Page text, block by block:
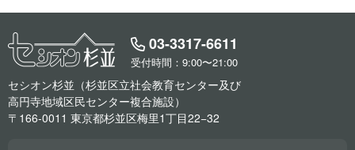
03-3317-6611
受付時間：9:00〜21:00
セシオン杉並（杉並区立社会教育センター及び
高円寺地域区民センター複合施設）
〒166-0011 東京都杉並区梅里1丁目22−32